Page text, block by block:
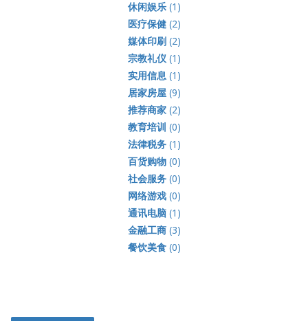
休闲娱乐(1)
医疗保健(2)
媒体印刷(2)
宗教礼仪(1)
实用信息(1)
居家房屋(9)
推荐商家(2)
教育培训 (0)
法律税务(1)
百货购物(0)
社会服务(0)
网络游戏(0)
通讯电脑(1)
金融工商(3)
餐饮美食(0)